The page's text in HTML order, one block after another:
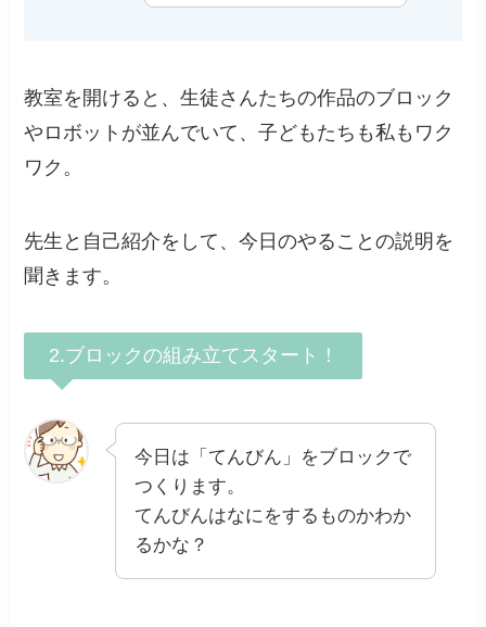
教室を開けると、生徒さんたちの作品のブロック
やロボットが並んでいて、子どもたちも私もワク
ワク。
先生と自己紹介をして、今日のやることの説明を
聞きます。
2.ブロックの組み立てスタート！
今日は「てんびん」をブロックで
つくります。
てんびんはなにをするものかわか
るかな？